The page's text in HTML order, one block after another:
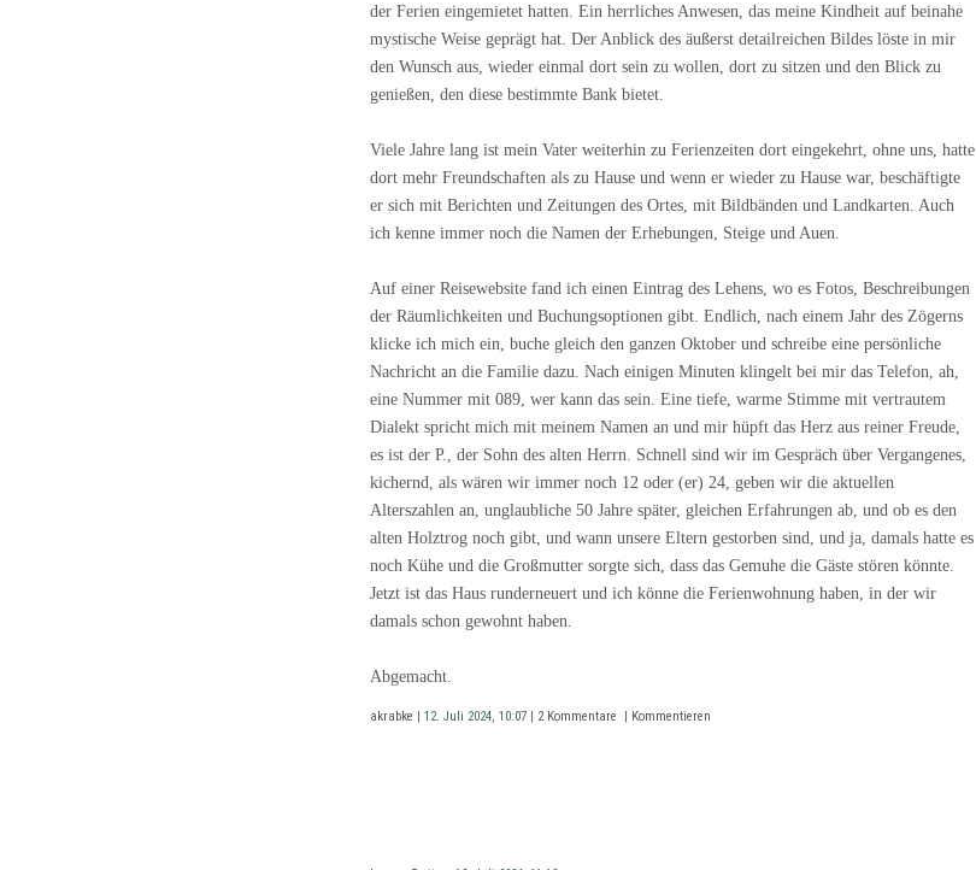
der Ferien eingemietet hatten. Ein herrliches Anwesen, das meine Kindheit auf beinahe
mystische Weise geprägt hat. Der Anblick des äußerst detailreichen Bildes löste in mir
den Wunsch aus, wieder einmal dort sein zu wollen, dort zu sitzen und den Blick zu
genießen, den diese bestimmte Bank bietet.
Viele Jahre lang ist mein Vater weiterhin zu Ferienzeiten dort eingekehrt, ohne uns, hatte
dort mehr Freundschaften als zu Hause und wenn er wieder zu Hause war, beschäftigte
er sich mit Berichten und Zeitungen des Ortes, mit Bildbänden und Landkarten. Auch
ich kenne immer noch die Namen der Erhebungen, Steige und Auen.
Auf einer Reisewebsite fand ich einen Eintrag des Lehens, wo es Fotos, Beschreibungen
der Räumlichkeiten und Buchungsoptionen gibt. Endlich, nach einem Jahr des Zögerns
klicke ich mich ein, buche gleich den ganzen Oktober und schreibe eine persönliche
Nachricht an die Familie dazu. Nach einigen Minuten klingelt bei mir das Telefon, ah,
eine Nummer mit 089, wer kann das sein. Eine tiefe, warme Stimme mit vertrautem
Dialekt spricht mich mit meinem Namen an und mir hüpft das Herz aus reiner Freude,
es ist der P., der Sohn des alten Herrn. Schnell sind wir im Gespräch über Vergangenes,
kichernd, als wären wir immer noch 12 oder (er) 24, geben wir die aktuellen
Alterszahlen an, unglaubliche 50 Jahre später, gleichen Erfahrungen ab, und ob es den
alten Holztrog noch gibt, und wann unsere Eltern gestorben sind, und ja, damals hatte es
noch Kühe und die Großmutter sorgte sich, dass das Gemuhe die Gäste stören könnte.
Jetzt ist das Haus runderneuert und ich könne die Ferienwohnung haben, in der wir
damals schon gewohnt haben.
Abgemacht.
akrabke | 12. Juli 2024, 10:07 | 2 Kommentare | Kommentieren